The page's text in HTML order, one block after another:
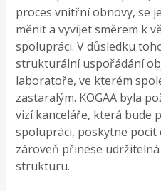
proces vnitřní obnovy, se
měnit a vyvíjet směrem k
spolupráci. V důsledku
strukturální uspořádání
laboratoře, ve kterém
zastaralým. KOGAA byla
vizí kanceláře, která bude
spolupráci, poskytne
zároveň přinese
strukturu.